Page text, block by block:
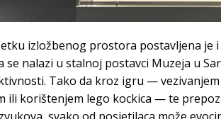
izložbenog prostora postavljena je
nalazi u stalnoj postavci Muzeja u
Tako da kroz igru —
ili korištenjem lego kockica — te